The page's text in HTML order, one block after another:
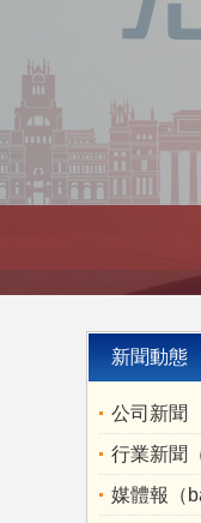
新聞動態
公司新聞
行業新聞
媒體報（